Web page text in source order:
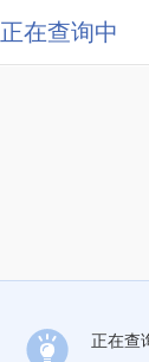
正在查询中
正在查